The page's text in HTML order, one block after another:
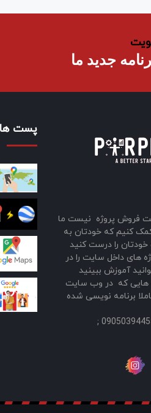
جدید ما
فروش پروژه نیست ما
کنیم که خودتان به
خودتان را درست کنید
های داخل سایت را در
آموزش ببینید
که در وب سایت
برنامه نویسی شده
شماره های تماس 09050394455 ;
پست